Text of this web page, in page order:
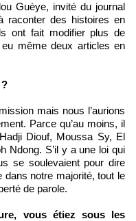
Guèye, invité du journal
raconter des histoires en
ont fait modifier plus de
même deux articles en
mais nous l’aurions
Parce qu’au moins, il
Diouf, Moussa Sy, El
Ndong. S’il y a une loi qui
se soulevaient pour dire
dans notre majorité, tout le
de parole.
vous étiez sous les